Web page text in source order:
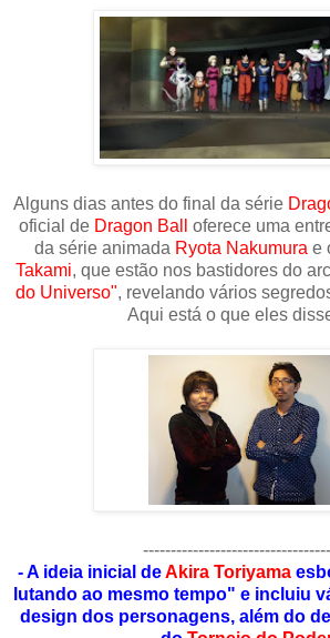
Alguns dias antes do final da série
oficial de Dragon Ball
oferece uma
da série animada Ryota Nakumura e
Takami, que estão nos bastidores do
do Universo", revelando vários
Aqui está o que eles
- A ideia inicial deAkira Toriyama
lutando ao mesmo tempo" e incluiu
design dos personagens, além do